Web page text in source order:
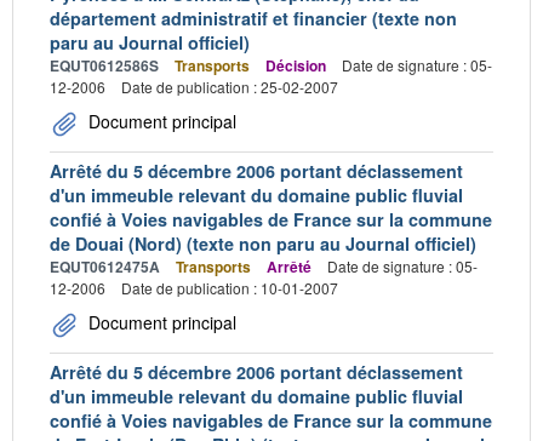
département administratif et financier (texte non
paru au Journal officiel)
EQUT0612586S Transports Décision
Date de signature : 05-
12-2006
Date de publication : 25-02-2007
Document principal
Arrêté du 5 décembre 2006 portant déclassement
d'un immeuble relevant du domaine public fluvial
confié à Voies navigables de France sur la commune
de Douai (Nord) (texte non paru au Journal officiel)
EQUT0612475A Transports Arrêté
Date de signature : 05-
12-2006
Date de publication : 10-01-2007
Document principal
Arrêté du 5 décembre 2006 portant déclassement
d'un immeuble relevant du domaine public fluvial
confié à Voies navigables de France sur la commune